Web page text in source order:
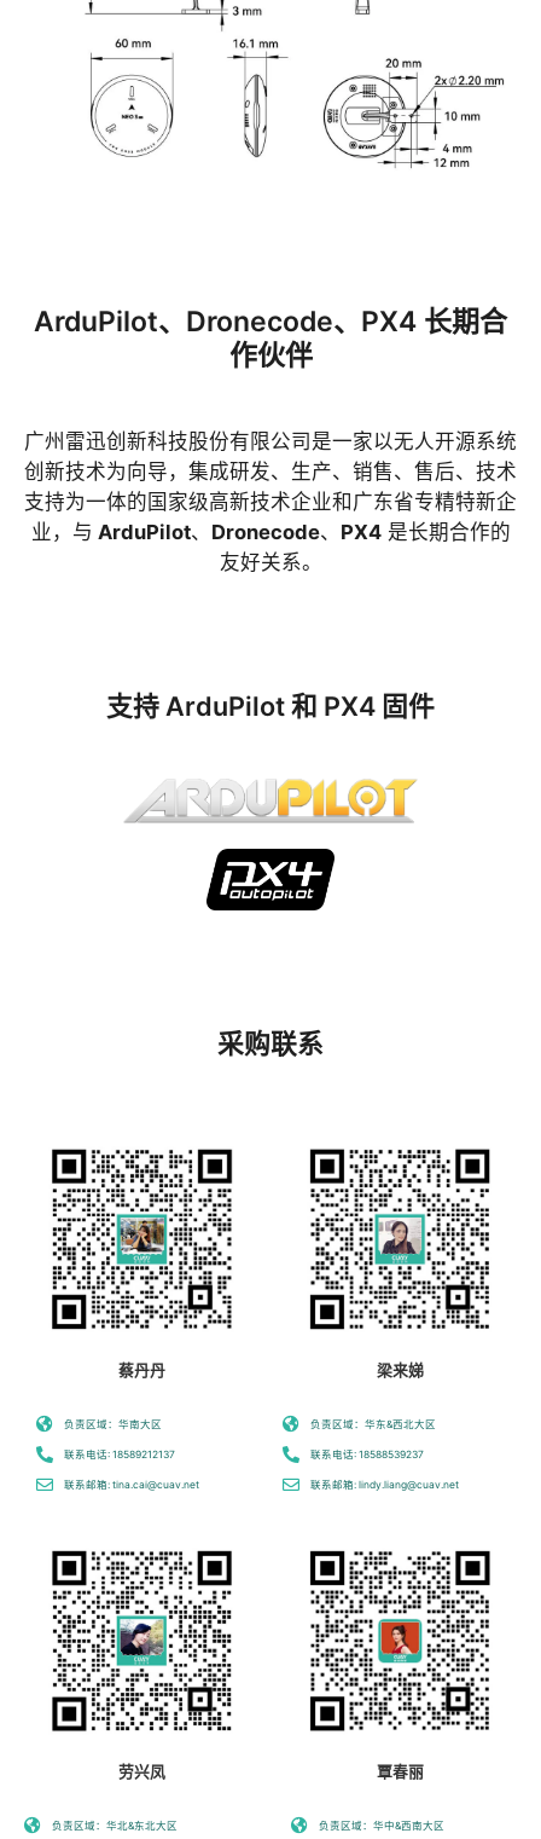
ArduPilot、Dronecode、PX4 长期合
作伙伴
广州雷迅创新科技股份有限公司是一家以无人开源系统
创新技术为向导，集成研发、生产、销售、售后、技术
支持为一体的国家级高新技术企业和广东省专精特新企
业，与 ArduPilot、 Dronecode、 PX4是长期合作的
友好关系。
支持 ArduPilot 和 PX4 固件
采购联系
蔡丹丹
负责区域：华南大区
联系电话: 18589212137
联系邮箱: tina.cai@cuav.net
梁来娣
负责区域：华东&西北大区
联系电话: 18588539237
联系邮箱: lindy.liang@cuav.net
劳兴凤
负责区域：华北&东北大区
覃春丽
负责区域：华中&西南大区